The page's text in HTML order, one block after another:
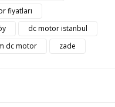
fiyatları
dc motor istanbul
dc motor zade